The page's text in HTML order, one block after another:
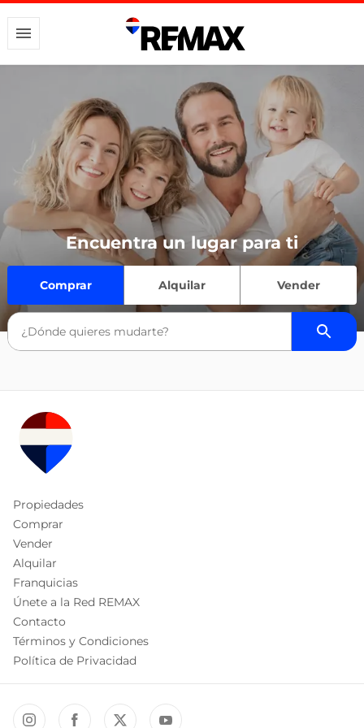
Encuentra un lugar para ti
Comprar Alquilar Vender
Propiedades
Comprar
Vender
Alquilar
Franquicias
Únete a la Red REMAX
Contacto
Términos y Condiciones
Política de Privacidad